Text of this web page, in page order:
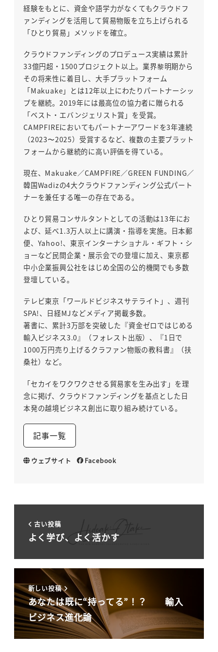
経験をもとに、資金や語学力がなくてもクラウドフ
ァンディングを活用して貿易物販を立ち上げられる
「ひとり貿易」メソッドを確立。
クラウドファンディングのプロデュース実績は累計
33億円超・1500プロジェクト以上。業界黎明期から
その将来性に着目し、大手プラットフォーム
「Makuake」とは12年以上にわたりパートナーシッ
プを継続。2019年には最高位の協力者に贈られる
「ベスト・エバンジェリスト賞」を受賞。
CAMPFIREにおいてもパートナーアワードを3年連続
（2023〜2025）受賞するなど、複数の主要プラット
フォームから継続的に高い評価を得ている。
現在、Makuake／CAMPFIRE／GREEN FUNDING／
韓国Wadizの4大クラウドファンディング公式パート
ナーを兼任する唯一の存在である。
ひとり貿易コンサルタントとしての活動は13年にお
よび、延べ1.3万人以上に講演・指導を実施。日本郵
便、Yahoo!、東京インターナショナル・ギフト・シ
ョーなど民間企業・展示会での登壇に加え、東京都
中小企業振興公社をはじめ全国の公的機関でも多数
登壇している。
テレビ東京「ワールドビジネスサテライト」、週刊
SPA!、日経MJなどメディア掲載多数。
著書に、累計3万部を突破した『資金ゼロではじめる
輸入ビジネス3.0』（フォレスト出版）、『1日で
1000万円売り上げるクラファン物販の教科書』（扶
桑社）など。
「セカイをワクワクさせる貿易家を生み出す」を理
念に掲げ、クラウドファンディングを基点とした日
本発の越境ビジネス創出に取り組み続けている。
記事一覧
ウェブサイト Facebook
古い投稿
よく学び、よく活かす
新しい投稿
あなたは既に“持ってる”！？ 輸入
ビジネス進化論